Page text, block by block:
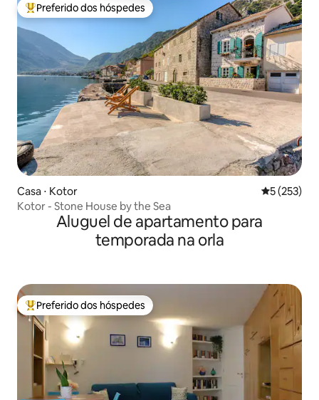
Entre os melhores preferidos dos hóspedes
Preferido dos hóspedes
Casa ⋅ Kotor 5 de uma
5 (253)
Kotor - Stone House by the Sea
Aluguel de apartamento para
temporada na orla
Entre os melhores preferidos dos hóspedes
Preferido dos hóspedes